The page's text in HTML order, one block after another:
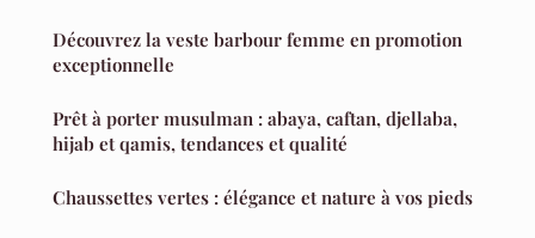
Découvrez la veste barbour femme en promotion
exceptionnelle
Prêt à porter musulman : abaya, caftan, djellaba,
hijab et qamis, tendances et qualité
Chaussettes vertes : élégance et nature à vos pieds